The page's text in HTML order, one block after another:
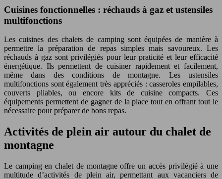
Cuisines fonctionnelles : réchauds à gaz et ustensiles
multifonctions
Les cuisines des chalets de camping sont équipées de manière à
permettre la préparation de repas simples mais savoureux. Les
réchauds à gaz sont privilégiés pour leur praticité et leur efficacité
énergétique. Ils permettent de cuisiner rapidement et facilement,
même dans des conditions de montagne. Les ustensiles
multifonctions sont également très appréciés : casseroles empilables,
couverts pliables, ou encore kits de cuisine compacts. Ces
équipements permettent de gagner de la place tout en offrant tout le
nécessaire pour préparer de bons repas.
Activités de plein air autour du chalet de
montagne
Le camping en chalet de montagne offre un accès privilégié à une
multitude d’activités de plein air, permettant aux vacanciers de